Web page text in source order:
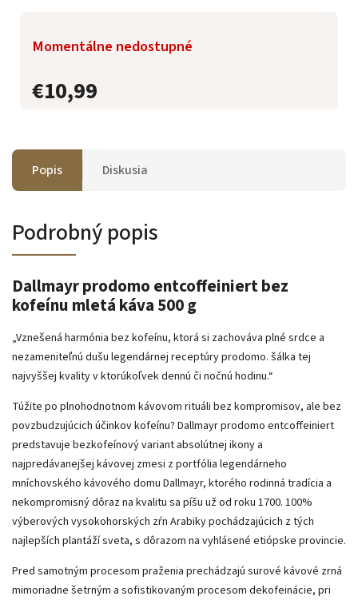
€10,99
Momentálne nedostupné
Popis Diskusia
Podrobný popis
Dallmayr prodomo entcoffeiniert bez
kofeínu mletá káva 500 g
„Vznešená harmónia bez kofeínu, ktorá si zachováva plné srdce a
nezameniteľnú dušu legendárnej receptúry prodomo. šálka tej
najvyššej kvality v ktorúkoľvek dennú či nočnú hodinu.“
Túžite po plnohodnotnom kávovom rituáli bez kompromisov, ale bez
povzbudzujúcich účinkov kofeínu? Dallmayr prodomo entcoffeiniert
predstavuje bezkofeínový variant absolútnej ikony a
najpredávanejšej kávovej zmesi z portfólia legendárneho
mníchovského kávového domu Dallmayr, ktorého rodinná tradícia a
nekompromisný dôraz na kvalitu sa píšu už od roku 1700. 100%
výberových vysokohorských zŕn Arabiky pochádzajúcich z tých
najlepších plantáží sveta, s dôrazom na vyhlásené etiópske provincie.
Pred samotným procesom praženia prechádzajú surové kávové zrná
mimoriadne šetrným a sofistikovaným procesom dekofeinácie, pri